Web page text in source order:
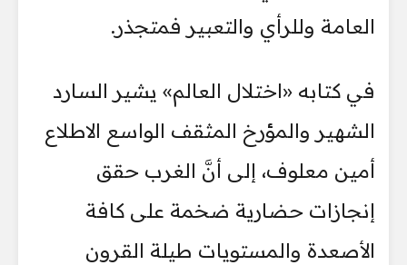
العامة وللرأي والتعبير فمتجذر.
في كتابه «اختلال العالم» يشير السارد
الشهير والمؤرخ المثقف الواسع الاطلاع
أمين معلوف، إلى أنَّ الغرب حقق
إنجازات حضارية ضخمة على كافة
الأصعدة والمستويات طيلة القرون